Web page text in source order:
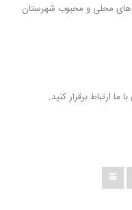
محلی و محبوب شهرستان
ارتباط برقرار کنید.